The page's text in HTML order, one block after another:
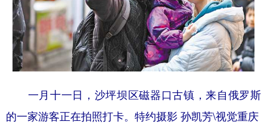
一月十一日，沙坪坝区磁器口古镇，来自俄罗斯
的一家游客正在拍照打卡。特约摄影 孙凯芳\视觉重庆